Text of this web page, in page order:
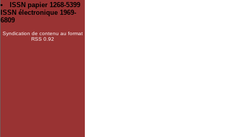
ISSN papier 1268-5399
ISSN électronique 1969-
6809
Syndication de contenu au format
RSS 0.92